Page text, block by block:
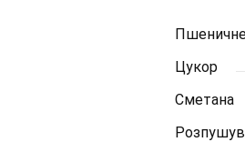
Цукор
Сметана